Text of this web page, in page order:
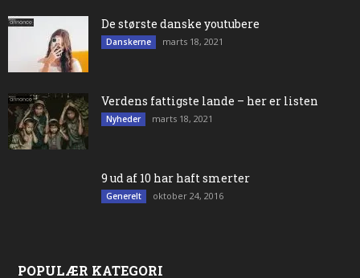
De største danske youtubere
Danskerne marts 18, 2021
Verdens fattigste lande – her er listen
Nyheder marts 18, 2021
9 ud af 10 har haft smerter
Generelt oktober 24, 2016
POPULÆR KATEGORI